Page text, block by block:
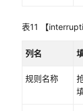
表11 【
列名
规则名称